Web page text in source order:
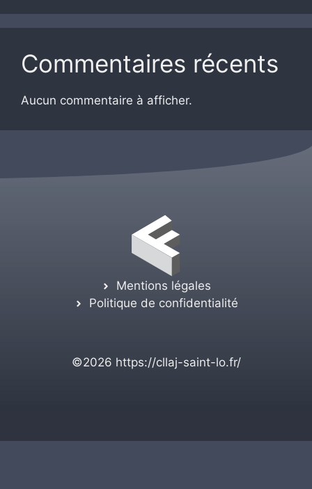
Commentaires récents
Aucun commentaire à afficher.
Mentions légales
Politique de confidentialité
©2026 https://cllaj-saint-lo.fr/